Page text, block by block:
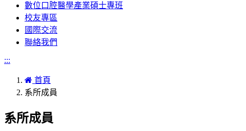
數位口腔醫學產業碩士專班
校友專區
國際交流
聯絡我們
:::
首頁
系所成員
系所成員